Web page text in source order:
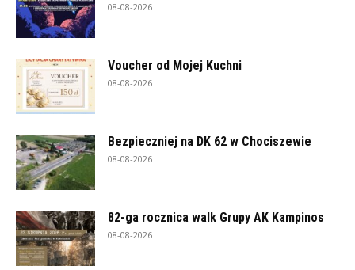
08-08-2026
Voucher od Mojej Kuchni
08-08-2026
Bezpieczniej na DK 62 w Chociszewie
08-08-2026
82-ga rocznica walk Grupy AK Kampinos
08-08-2026